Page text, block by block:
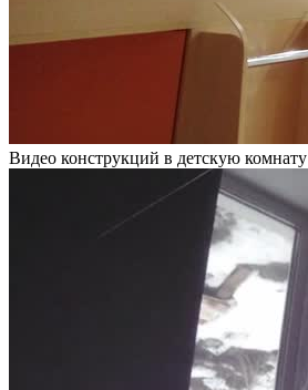
Видео конструкций в детскую комнату